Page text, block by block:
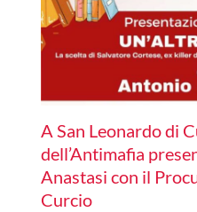
A San Leonardo di
dell’Antimafia
Anastasi con il
Curcio